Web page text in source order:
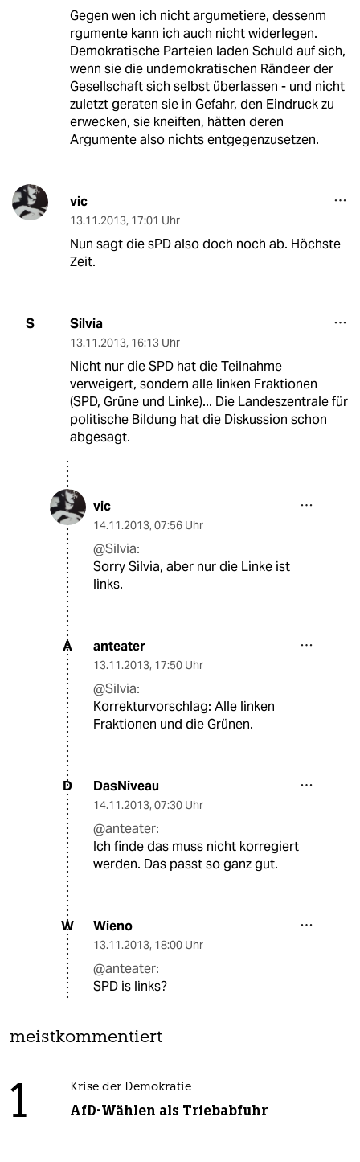
Gegen wen ich nicht argumetiere, dessenm
rgumente kann ich auch nicht widerlegen.
Demokratische Parteien laden Schuld auf sich,
wenn sie die undemokratischen Rändeer der
Gesellschaft sich selbst überlassen - und nicht
zuletzt geraten sie in Gefahr, den Eindruck zu
erwecken, sie kneiften, hätten deren
Argumente also nichts entgegenzusetzen.
vic
13.11.2013, 17:01 Uhr
Nun sagt die sPD also doch noch ab. Höchste
Zeit.
S Silvia
13.11.2013, 16:13 Uhr
Nicht nur die SPD hat die Teilnahme
verweigert, sondern alle linken Fraktionen
(SPD, Grüne und Linke)... Die Landeszentrale für
politische Bildung hat die Diskussion schon
abgesagt.
vic
14.11.2013, 07:56 Uhr
@Silvia:
Sorry Silvia, aber nur die Linke ist
links.
A anteater
13.11.2013, 17:50 Uhr
@Silvia:
Korrekturvorschlag: Alle linken
Fraktionen und die Grünen.
D DasNiveau
14.11.2013, 07:30 Uhr
@anteater:
Ich finde das muss nicht korregiert
werden. Das passt so ganz gut.
W Wieno
13.11.2013, 18:00 Uhr
@anteater:
SPD is links?
meistkommentiert
1 Krise der Demokratie
AfD-Wählen als Triebabfuhr